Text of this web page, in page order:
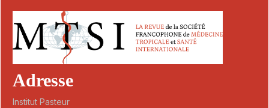
Adresse
Institut Pasteur